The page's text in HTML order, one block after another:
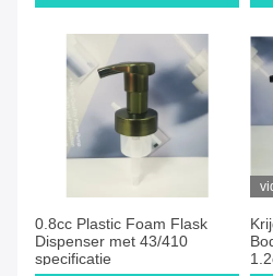
0.8cc Plastic Foam Flask
Dispenser met 43/410
specificatie